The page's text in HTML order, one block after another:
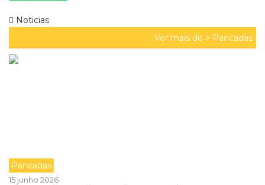
Noticias
Ver mais de > Pancadas
Pancadas
15 junho 2026